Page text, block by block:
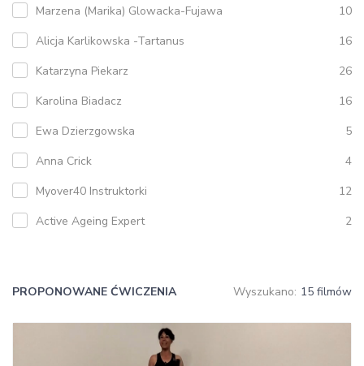
Marzena (Marika) Glowacka-Fujawa
10
Alicja Karlikowska -Tartanus
16
Katarzyna Piekarz
26
Karolina Biadacz
16
Ewa Dzierzgowska
5
Anna Crick
4
Myover40 Instruktorki
12
Active Ageing Expert
2
PROPONOWANE ĆWICZENIA Wyszukano: 15 filmów